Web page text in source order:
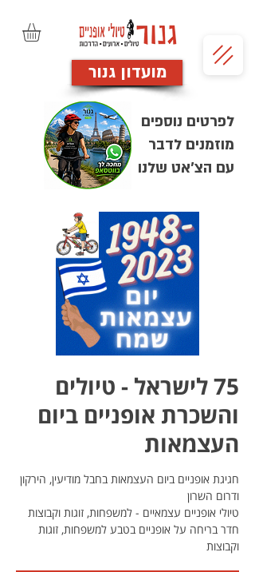
מועדון גנור
לפרטים נוספים
מוזמנים לדבר
עם הצ'אט שלנו
75 לישראל - טיולים
והשכרת אופניים ביום
העצמאות
חגיגת אופניים ביום העצמאות בחבל מודיעין, הירקון
חדר בריחה על אופניים בטבע למשפחות, זוגות
וקבוצות